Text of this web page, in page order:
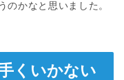
のかなと思いました。
くいかない